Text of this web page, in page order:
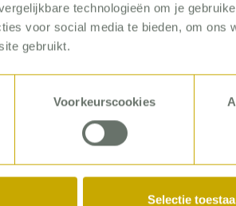
technologieën om je
voor social media te bieden, om ons
gebruikt.
Voorkeurscookies
Selectie
polispreekkamers
overdracht van medicatie tussen
aan bij een tactisch